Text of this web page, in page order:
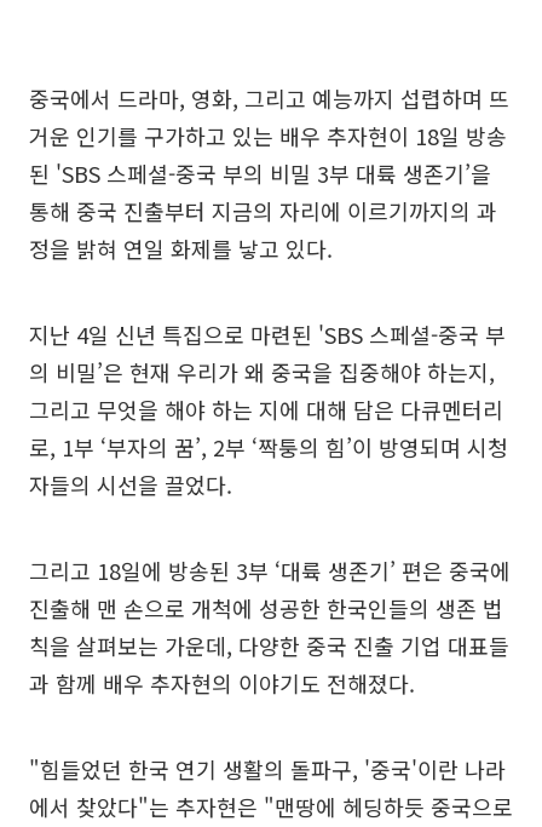
중국에서 드라마, 영화, 그리고 예능까지 섭렵하며 뜨
거운 인기를 구가하고 있는 배우 추자현이 18일 방송
된 'SBS 스페셜-중국 부의 비밀 3부 대륙 생존기’을
통해 중국 진출부터 지금의 자리에 이르기까지의 과
정을 밝혀 연일 화제를 낳고 있다.
지난 4일 신년 특집으로 마련된 'SBS 스페셜-중국 부
의 비밀’은 현재 우리가 왜 중국을 집중해야 하는지,
그리고 무엇을 해야 하는 지에 대해 담은 다큐멘터리
로, 1부 ‘부자의 꿈’, 2부 ‘짝퉁의 힘’이 방영되며 시청
자들의 시선을 끌었다.
그리고 18일에 방송된 3부 ‘대륙 생존기’ 편은 중국에
진출해 맨 손으로 개척에 성공한 한국인들의 생존 법
칙을 살펴보는 가운데, 다양한 중국 진출 기업 대표들
과 함께 배우 추자현의 이야기도 전해졌다.
"힘들었던 한국 연기 생활의 돌파구, '중국'이란 나라
에서 찾았다"는 추자현은 "맨땅에 헤딩하듯 중국으로